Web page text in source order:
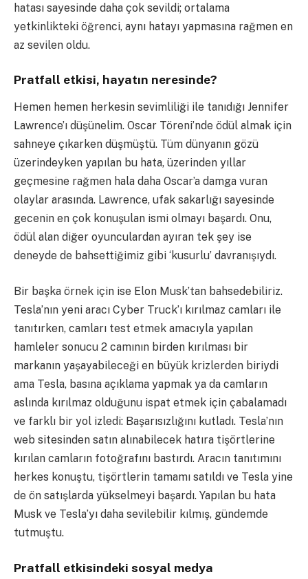
hatası sayesinde daha çok sevildi; ortalama
yetkinlikteki öğrenci, aynı hatayı yapmasına rağmen en
az sevilen oldu.
Pratfall etkisi, hayatın neresinde?
Hemen hemen herkesin sevimliliği ile tanıdığı Jennifer
Lawrence’ı düşünelim. Oscar Töreni’nde ödül almak için
sahneye çıkarken düşmüştü. Tüm dünyanın gözü
üzerindeyken yapılan bu hata, üzerinden yıllar
geçmesine rağmen hala daha Oscar’a damga vuran
olaylar arasında. Lawrence, ufak sakarlığı sayesinde
gecenin en çok konuşulan ismi olmayı başardı. Onu,
ödül alan diğer oyunculardan ayıran tek şey ise
deneyde de bahsettiğimiz gibi ‘kusurlu’ davranışıydı.
Bir başka örnek için ise Elon Musk’tan bahsedebiliriz.
Tesla’nın yeni aracı Cyber Truck’ı kırılmaz camları ile
tanıtırken, camları test etmek amacıyla yapılan
hamleler sonucu 2 camının birden kırılması bir
markanın yaşayabileceği en büyük krizlerden biriydi
ama Tesla, basına açıklama yapmak ya da camların
aslında kırılmaz olduğunu ispat etmek için çabalamadı
ve farklı bir yol izledi: Başarısızlığını kutladı. Tesla’nın
web sitesinden satın alınabilecek hatıra tişörtlerine
kırılan camların fotoğrafını bastırdı. Aracın tanıtımını
herkes konuştu, tişörtlerin tamamı satıldı ve Tesla yine
de ön satışlarda yükselmeyi başardı. Yapılan bu hata
Musk ve Tesla’yı daha sevilebilir kılmış, gündemde
tutmuştu.
Pratfall etkisindeki sosyal medya